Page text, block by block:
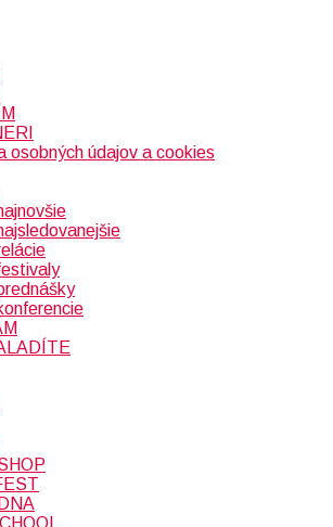
osobných údajov a cookies